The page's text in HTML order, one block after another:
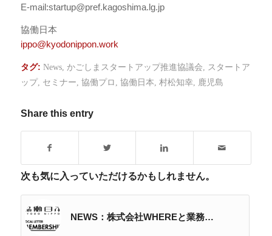
E-mail:startup@pref.kagoshima.lg.jp
協働日本
ippo@kyodonippon.work
タグ: News, かごしまスタートアップ推進協議会
スタートア
ップ, セミナー 協働プロ 協働日本 村松知幸, 鹿児島
Share this entry
次も気に入っていただけるかもしれません。
NEWS：株式会社WHEREと業務…